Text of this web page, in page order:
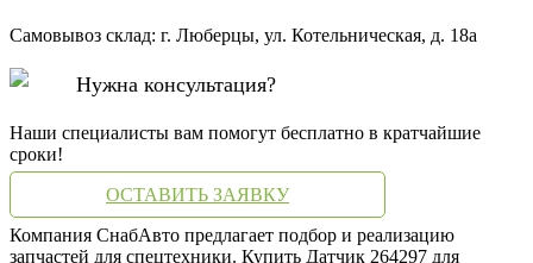
Самовывоз склад: г. Люберцы, ул. Котельническая, д. 18а
Нужна консультация?
Наши специалисты вам помогут бесплатно в кратчайшие
сроки!
ОСТАВИТЬ ЗАЯВКУ
Компания СнабАвто предлагает подбор и реализацию
запчастей для спецтехники. Купить Датчик 264297 для